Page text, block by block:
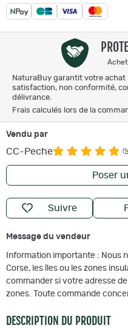
NaturaBuy garantit votre
satisfaction, non conformité,
délivrance.
Frais calculés lors de la
Vendu par
CC-Peche
Poser
Suivre
Message du vendeur
Information importante : Nous
Corse, les îles ou les zones
commander si votre adresse
zones. Toute commande
DESCRIPTION DU PRODUIT